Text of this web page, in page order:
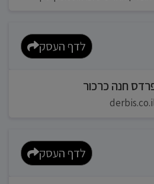
לדף העסק
חנה כרכור
לדף העסק